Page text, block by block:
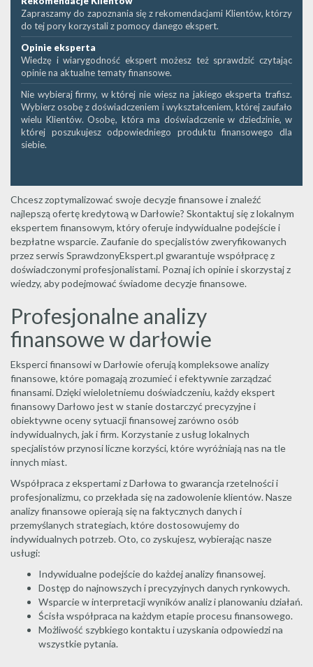
Zapraszamy do zapoznania się z rekomendacjami Klientów, którzy
do tej pory korzystali z pomocy danego ekspert.
Opinie eksperta
Wiedzę i wiarygodność ekspert możesz też sprawdzić czytając
opinie na aktualne tematy finansowe.
Nie wybieraj firmy, w której nie wiesz na jakiego eksperta trafisz.
Wybierz osobę z doświadczeniem i wykształceniem, której zaufało
wielu Klientów. Osobę, która ma doświadczenie w dziedzinie, w
której poszukujesz odpowiedniego produktu finansowego dla
siebie.
Chcesz zoptymalizować swoje decyzje finansowe i znaleźć
najlepszą ofertę kredytową w Darłowie? Skontaktuj się z lokalnym
ekspertem finansowym, który oferuje indywidualne podejście i
bezpłatne wsparcie. Zaufanie do specjalistów zweryfikowanych
przez serwis SprawdzonyEkspert.pl gwarantuje współpracę z
doświadczonymi profesjonalistami. Poznaj ich opinie i skorzystaj z
wiedzy, aby podejmować świadome decyzje finansowe.
Profesjonalne analizy
finansowe w darłowie
Eksperci finansowi w Darłowie oferują kompleksowe analizy
finansowe, które pomagają zrozumieć i efektywnie zarządzać
finansami. Dzięki wieloletniemu doświadczeniu, każdy ekspert
finansowy Darłowo jest w stanie dostarczyć precyzyjne i
obiektywne oceny sytuacji finansowej zarówno osób
indywidualnych, jak i firm. Korzystanie z usług lokalnych
specjalistów przynosi liczne korzyści, które wyróżniają nas na tle
innych miast.
Współpraca z ekspertami z Darłowa to gwarancja rzetelności i
profesjonalizmu, co przekłada się na zadowolenie klientów. Nasze
analizy finansowe opierają się na faktycznych danych i
przemyślanych strategiach, które dostosowujemy do
indywidualnych potrzeb. Oto, co zyskujesz, wybierając nasze
usługi:
Indywidualne podejście do każdej analizy finansowej.
Dostęp do najnowszych i precyzyjnych danych rynkowych.
Wsparcie w interpretacji wyników analiz i planowaniu działań.
Ścisła współpraca na każdym etapie procesu finansowego.
Możliwość szybkiego kontaktu i uzyskania odpowiedzi na
wszystkie pytania.